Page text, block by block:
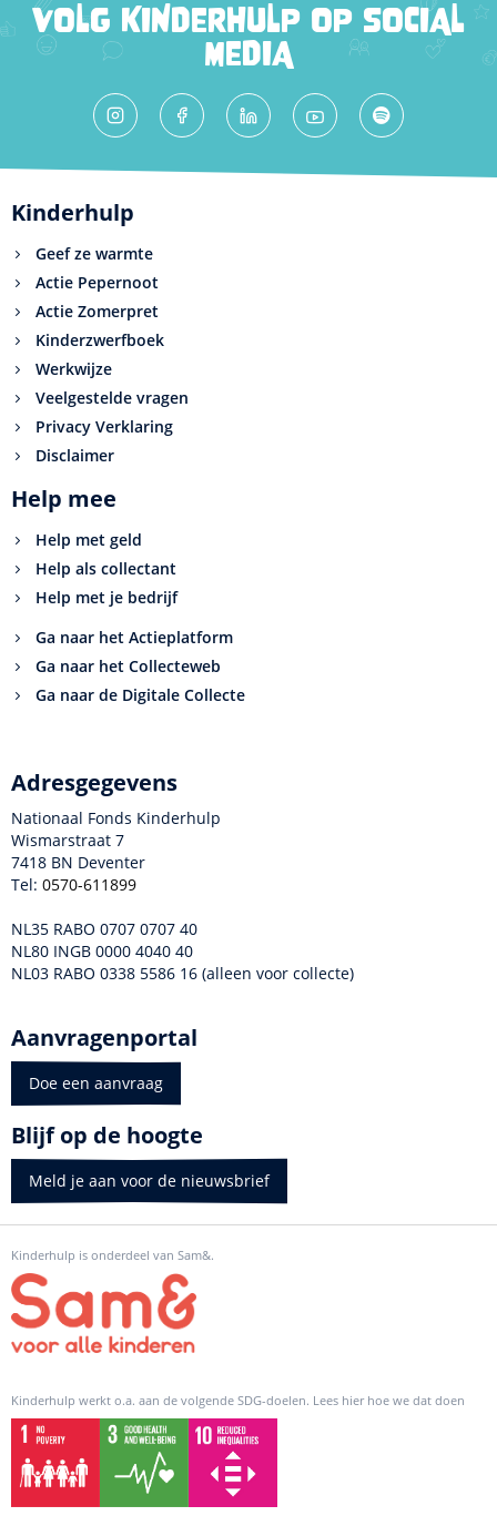
VOLG KINDERHULP OP SOCIAL
MEDIA
Kinderhulp
Geef ze warmte
Actie Pepernoot
Actie Zomerpret
Kinderzwerfboek
Werkwijze
Veelgestelde vragen
Privacy Verklaring
Disclaimer
Help mee
Help met geld
Help als collectant
Help met je bedrijf
Ga naar het Actieplatform
Ga naar het Collecteweb
Ga naar de Digitale Collecte
Adresgegevens
Nationaal Fonds Kinderhulp
Wismarstraat 7
7418 BN Deventer
Tel: 0570-611899
NL35 RABO 0707 0707 40
NL80 INGB 0000 4040 40
NL03 RABO 0338 5586 16 (alleen voor collecte)
Aanvragenportal
Doe een aanvraag
Blijf op de hoogte
Meld je aan voor de nieuwsbrief
Kinderhulp is onderdeel van Sam&.
Kinderhulp werkt o.a. aan de volgende SDG-doelen. Lees hier hoe we dat doen